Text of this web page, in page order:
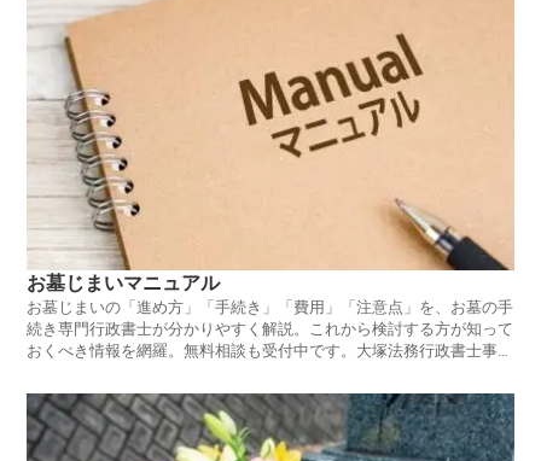
お墓じまいマニュアル
お墓じまいの「進め方」「手続き」「費用」「注意点」を、お墓の手
続き専門行政書士が分かりやすく解説。これから検討する方が知って
おくべき情報を網羅。無料相談も受付中です。大塚法務行政書士事務